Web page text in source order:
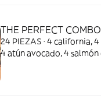
THE PERFECT COMBO
24 PIEZAS · 4 california,
4 atún avocado, 4